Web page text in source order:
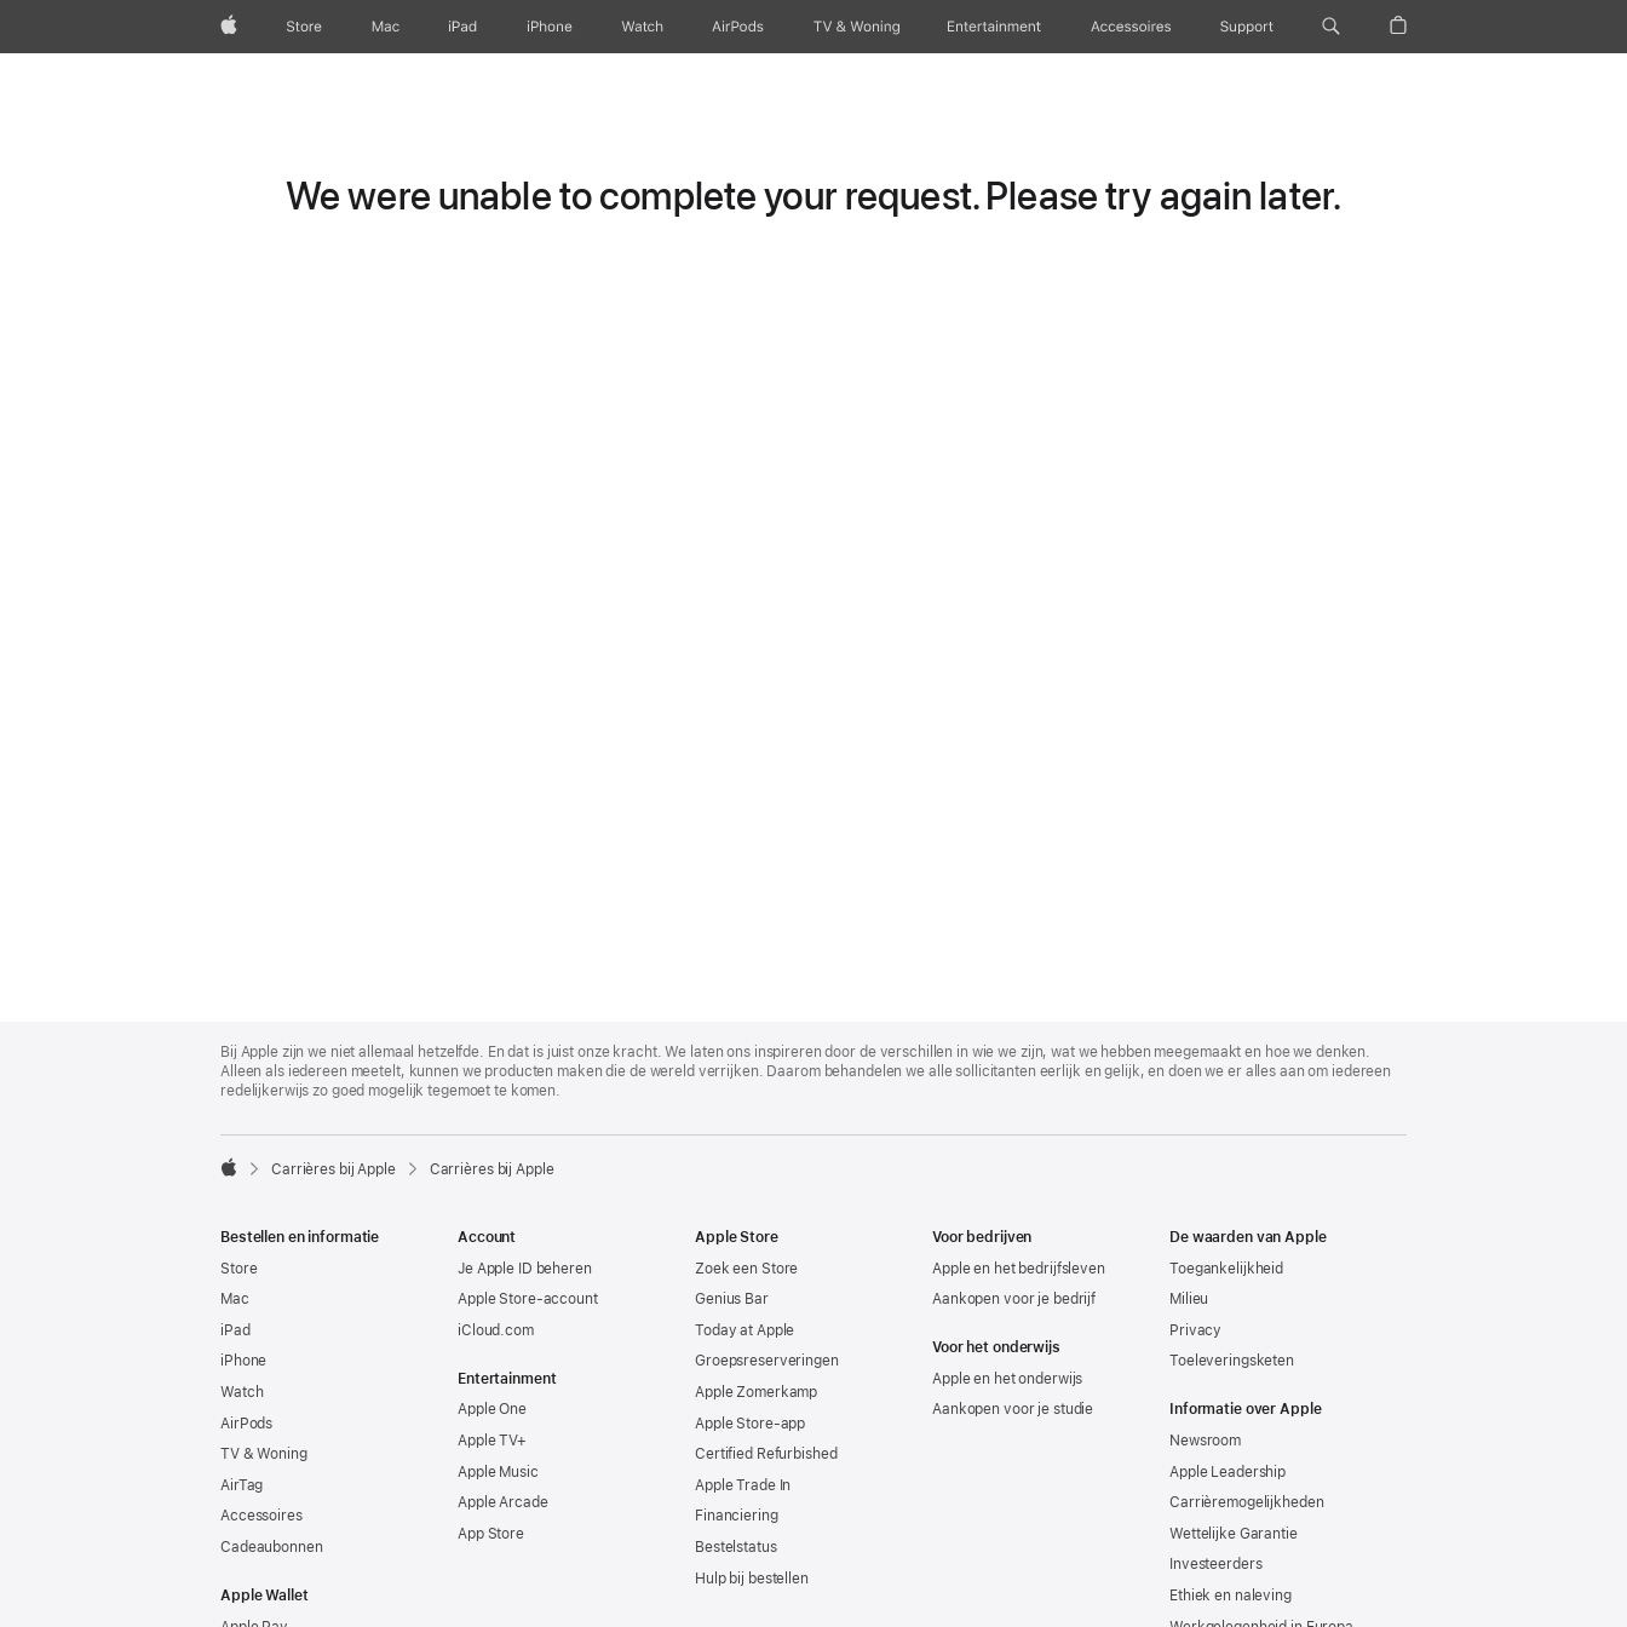
AppleStore Mac iPad iPhone Watch AirPods TV & Woning Entertainment Accessoires Support
We were unable to complete your request. Please try again later.
Footer
Bij Apple zijn we niet allemaal hetzelfde. En dat is juist onze kracht. We laten ons inspireren door de verschillen in wie we zijn, wat we hebben meegemaakt en hoe we denken.
Alleen als iedereen meetelt, kunnen we producten maken die de wereld verrijken. Daarom behandelen we alle sollicitanten eerlijk en gelijk, en doen we er alles aan om iedereen
redelijkerwijs zo goed mogelijk tegemoet te komen.

Carrières bij Apple Carrières bij Apple
Bestellen en informatie
Store
Mac
iPad
iPhone
Watch
AirPods
TV & Woning
AirTag
Accessoires
Cadeaubonnen
Apple Wallet
Account
Je Apple ID beheren
Apple Store-account
iCloud.com
Entertainment
Apple One
Apple TV+
Apple Music
Apple Arcade
App Store
Apple Store
Zoek een Store
Genius Bar
Today at Apple
Groepsreserveringen
Apple Zomerkamp
Apple Store-app
Certified Refurbished
Apple Trade In
Financiering
Bestelstatus
Hulp bij bestellen
Voor bedrijven
Apple en het bedrijfsleven
Aankopen voor je bedrijf
Voor het onderwijs
Apple en het onderwijs
Aankopen voor je studie
De waarden van Apple
Toegankelijkheid
Milieu
Privacy
Toeleveringsketen
Informatie over Apple
Newsroom
Apple Leadership
Carrièremogelijkheden
Wettelijke Garantie
Investeerders
Ethiek en naleving